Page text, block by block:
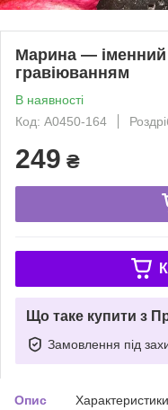
Марина — іменний
гравіюванням
В наявності
Код: A0450-164
249 ₴
Що таке купити з
Замовлення під
Опис Характеристики